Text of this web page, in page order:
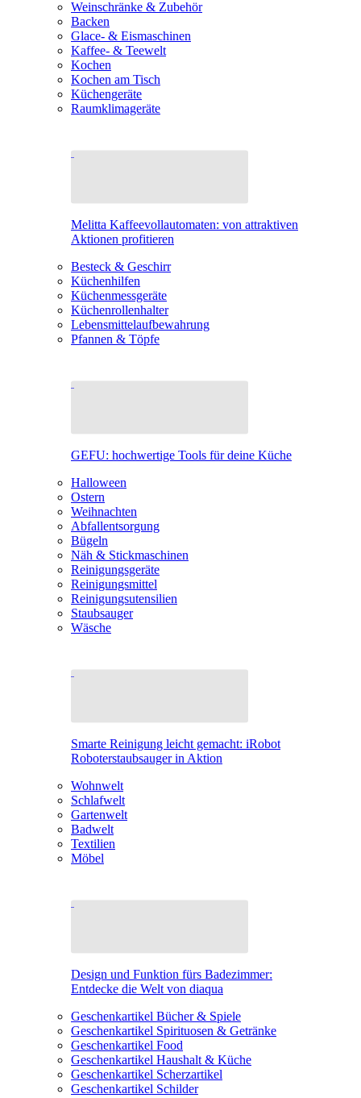
Weinschränke & Zubehör
Backen
Glace- & Eismaschinen
Kaffee- & Teewelt
Kochen
Kochen am Tisch
Küchengeräte
Raumklimageräte
Melitta Kaffeevollautomaten: von attraktiven
Aktionen profitieren
Besteck & Geschirr
Küchenhilfen
Küchenmessgeräte
Küchenrollenhalter
Lebensmittelaufbewahrung
Pfannen & Töpfe
GEFU: hochwertige Tools für deine Küche
Halloween
Ostern
Weihnachten
Abfallentsorgung
Bügeln
Näh & Stickmaschinen
Reinigungsgeräte
Reinigungsmittel
Reinigungsutensilien
Staubsauger
Wäsche
Smarte Reinigung leicht gemacht: iRobot
Roboterstaubsauger in Aktion
Wohnwelt
Schlafwelt
Gartenwelt
Badwelt
Textilien
Möbel
Design und Funktion fürs Badezimmer:
Entdecke die Welt von diaqua
Geschenkartikel Bücher & Spiele
Geschenkartikel Spirituosen & Getränke
Geschenkartikel Food
Geschenkartikel Haushalt & Küche
Geschenkartikel Scherzartikel
Geschenkartikel Schilder